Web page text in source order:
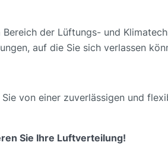
der Lüftungs- und
auf die Sie sich verlassen
von einer zuverlässigen und
Sie Ihre Luftverteilung!